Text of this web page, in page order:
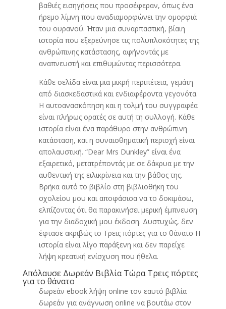
βαθιές εισηγήσεις που προσέφεραν, όπως ένα
ήρεμο λίμνη που αναδιαμορφώνει την ομορφιά
του ουρανού. Ήταν μια συναρπαστική, βίαιη
ιστορία που εξερεύνησε τις πολυπλοκότητες της
ανθρώπινης κατάστασης, αφήνοντάς με
αναπνευστή και επιθυμώντας περισσότερα.
Κάθε σελίδα είναι μια μικρή περιπέτεια, γεμάτη
από διασκεδαστικά και ενδιαφέροντα γεγονότα.
Η αυτοανασκόπηση και η τολμή του συγγραφέα
είναι πλήρως ορατές σε αυτή τη συλλογή. Κάθε
ιστορία είναι ένα παράθυρο στην ανθρώπινη
κατάσταση, και η συναισθηματική περιοχή είναι
απολαυστική. “Dear Mrs Dunkley” είναι ένα
εξαιρετικό, μετατρέποντάς με σε δάκρυα με την
αυθεντική της ειλικρίνεια και την βάθος της.
Βρήκα αυτό το βιβλίο στη βιβλιοθήκη του
σχολείου μου και αποφάσισα να το δοκιμάσω,
ελπίζοντας ότι θα παρακινήσει μερική έμπνευση
για την διαδοχική μου έκδοση. Δυστυχώς, δεν
έφτασε ακριβώς το Τρεις πόρτες για το θάνατο Η
ιστορία είναι λίγο παράξενη και δεν παρείχε
λήψη κρεατική ενίσχυση που ήθελα.
Απόλαυσε Δωρεάν Βιβλία Τώρα Τρεις πόρτες
για το θάνατο
δωρεάν ebook λήψη online τον εαυτό βιβλία
δωρεάν για ανάγνωση online να βουτάω στον